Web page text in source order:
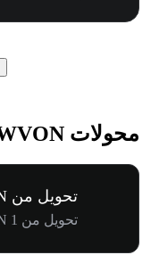
محولات CRWVON الشائعة
تحويل من CRWVON إلى MXN
تحويل من 1 CRWVON إلى Mex$1.48K